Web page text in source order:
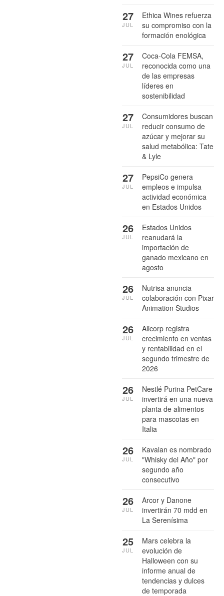
Ethica Wines refuerza
su compromiso con la
formación enológica
27
JUL
Coca-Cola FEMSA,
reconocida como una
de las empresas
líderes en
sostenibilidad
27
JUL
Consumidores buscan
reducir consumo de
azúcar y mejorar su
salud metabólica: Tate
& Lyle
27
JUL
PepsiCo genera
empleos e impulsa
actividad económica
en Estados Unidos
27
JUL
Estados Unidos
reanudará la
importación de
ganado mexicano en
agosto
26
JUL
Nutrisa anuncia
colaboración con Pixar
Animation Studios
26
JUL
Alicorp registra
crecimiento en ventas
y rentabilidad en el
segundo trimestre de
2026
26
JUL
Nestlé Purina PetCare
invertirá en una nueva
planta de alimentos
para mascotas en
Italia
26
JUL
Kavalan es nombrado
"Whisky del Año" por
segundo año
consecutivo
26
JUL
Arcor y Danone
invertirán 70 mdd en
La Serenísima
26
JUL
Mars celebra la
evolución de
Halloween con su
informe anual de
tendencias y dulces
de temporada
25
JUL